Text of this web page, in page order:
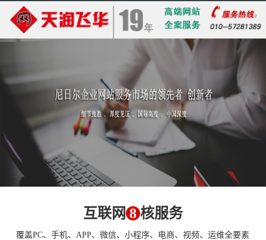
互联网 8 核服务
覆盖PC、手机、APP、微信、小程序、电商、视频、运维全要素